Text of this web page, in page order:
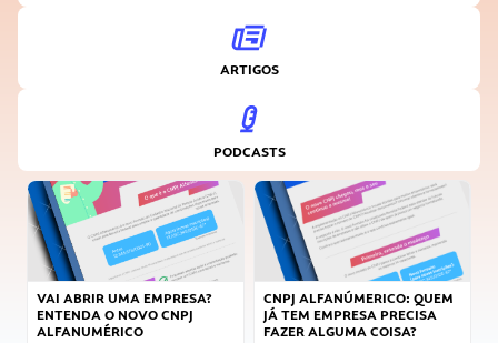
ARTIGOS
PODCASTS
VAI ABRIR UMA EMPRESA?
ENTENDA O NOVO CNPJ
ALFANUMÉRICO
CNPJ ALFANÚMERICO: QUEM
JÁ TEM EMPRESA PRECISA
FAZER ALGUMA COISA?